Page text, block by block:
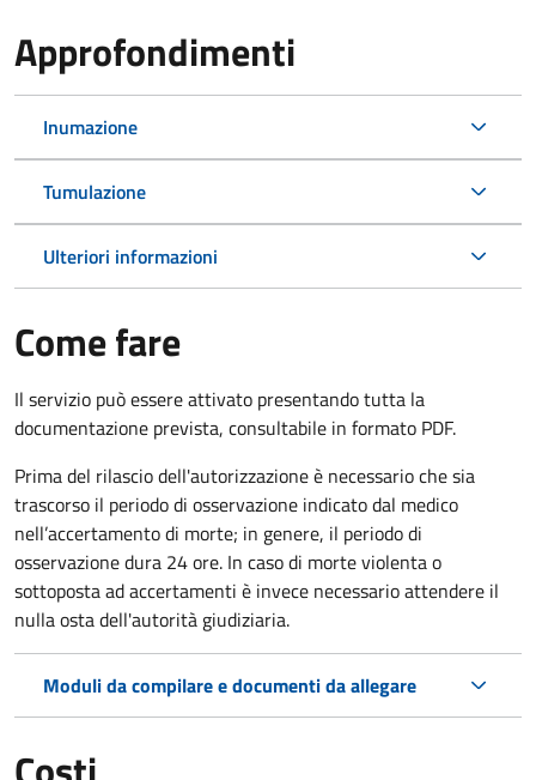
Approfondimenti
Inumazione
Tumulazione
Ulteriori informazioni
Come fare
Il servizio può essere attivato presentando tutta la
documentazione prevista, consultabile in formato PDF.
Prima del rilascio dell'autorizzazione è necessario che sia
trascorso il periodo di osservazione indicato dal medico
nell’accertamento di morte; in genere, il periodo di
osservazione dura 24 ore. In caso di morte violenta o
sottoposta ad accertamenti è invece necessario attendere il
nulla osta dell'autorità giudiziaria.
Moduli da compilare e documenti da allegare